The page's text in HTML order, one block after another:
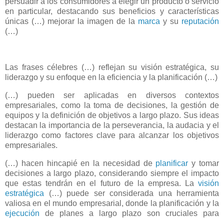
en particular, destacando sus beneficios y características
únicas (…) mejorar la imagen de la marca y su reputación
(…)
Las frases célebres (…) reflejan su visión estratégica, su
liderazgo y su enfoque en la eficiencia y la planificación (…)
(…) pueden ser aplicadas en diversos contextos
empresariales, como la toma de decisiones, la gestión de
equipos y la definición de objetivos a largo plazo. Sus ideas
destacan la importancia de la perseverancia, la audacia y el
liderazgo como factores clave para alcanzar los objetivos
empresariales.
(…) hacen hincapié en la necesidad de planificar y tomar
decisiones a largo plazo, considerando siempre el impacto
que estas tendrán en el futuro de la empresa. La visión
estratégica (…) puede ser considerada una herramienta
valiosa en el mundo empresarial, donde la planificación y la
ejecución de planes a largo plazo son cruciales para